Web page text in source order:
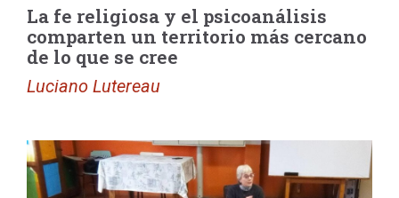
La fe religiosa y el psicoanálisis
comparten un territorio más cercano
de lo que se cree
Luciano Lutereau